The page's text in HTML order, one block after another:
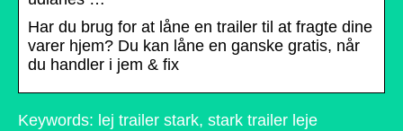
Har du brug for at låne en trailer til at fragte dine
varer hjem? Du kan låne en ganske gratis, når
du handler i jem & fix
Keywords: lej trailer stark, stark trailer leje